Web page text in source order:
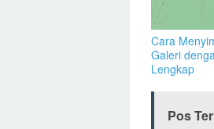
Cara
Galeri
Lengkap
Pos